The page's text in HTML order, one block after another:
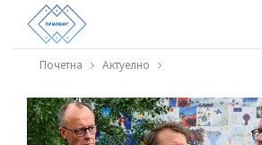
Почетна Актуелно